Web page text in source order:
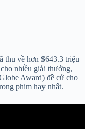
thu về hơn $643.3 triệu
nhiều giải thưởng,
Award) đề cử cho
phim hay nhất.